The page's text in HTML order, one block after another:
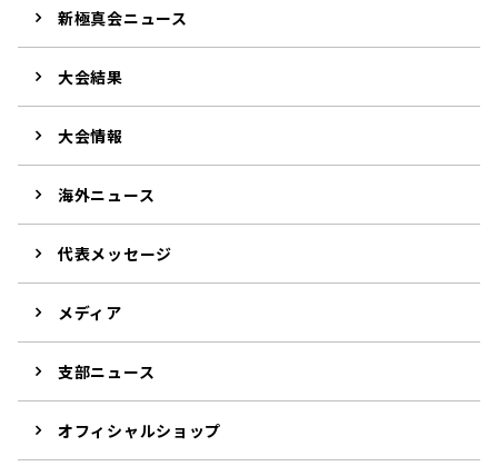
新極真会ニュース
大会結果
大会情報
海外ニュース
代表メッセージ
メディア
支部ニュース
オフィシャルショップ